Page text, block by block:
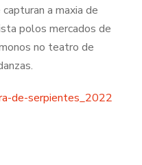
a maxia de
polos mercados de
no teatro de
de-serpientes_2022